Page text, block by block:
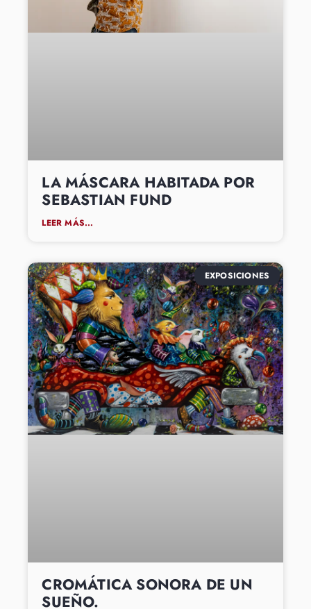
LA MÁSCARA HABITADA POR
SEBASTIAN FUND
LEER MÁS...
EXPOSICIONES
CROMÁTICA SONORA DE UN
SUEÑO.